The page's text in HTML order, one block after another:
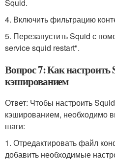
Squid.
4. Включить фильтрацию
5. Перезапустить Squid с
service squid restart".
Вопрос 7: Как настроить
кэшированием
Ответ: Чтобы настроить
кэшированием, необходимо
шаги:
1. Отредактировать файл
добавить необходимые